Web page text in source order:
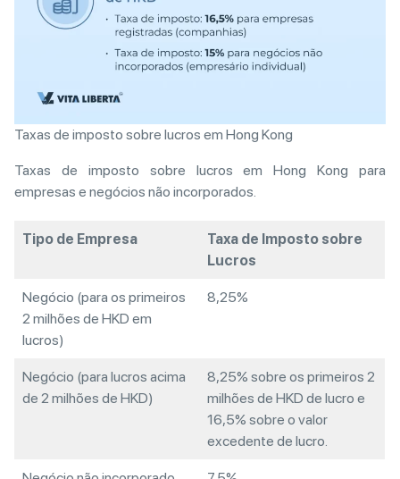
Taxas de imposto sobre lucros em Hong Kong
Taxas de imposto sobre lucros em Hong Kong para
empresas e negócios não incorporados.
Tipo de Empresa
Taxa de Imposto sobre
Lucros
Negócio (para os primeiros
2 milhões de HKD em
lucros)
8,25%
Negócio (para lucros acima
de 2 milhões de HKD)
8,25% sobre os primeiros 2
milhões de HKD de lucro e
16,5% sobre o valor
excedente de lucro.